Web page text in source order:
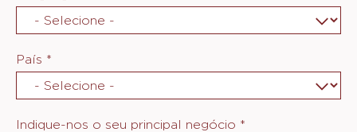
País *
Indique-nos o seu principal negócio *